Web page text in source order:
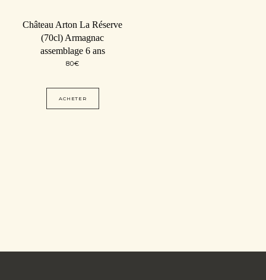
Château Arton La Réserve
(70cl) Armagnac
assemblage 6 ans
80€
ACHETER